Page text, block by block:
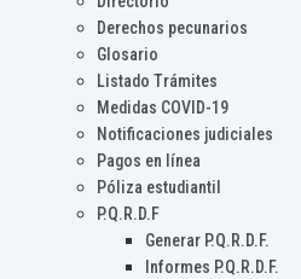
Derechos pecunarios
Glosario
Listado Trámites
Medidas COVID-19
Notificaciones judiciales
Pagos en línea
Póliza estudiantil
P.Q.R.D.F
Generar P.Q.R.D.F.
Informes P.Q.R.D.F.